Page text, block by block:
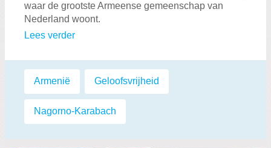
waar de grootste Armeense gemeenschap van
Nederland woont.
Lees verder
Labels:
Armenië Geloofsvrijheid
Nagorno-Karabach